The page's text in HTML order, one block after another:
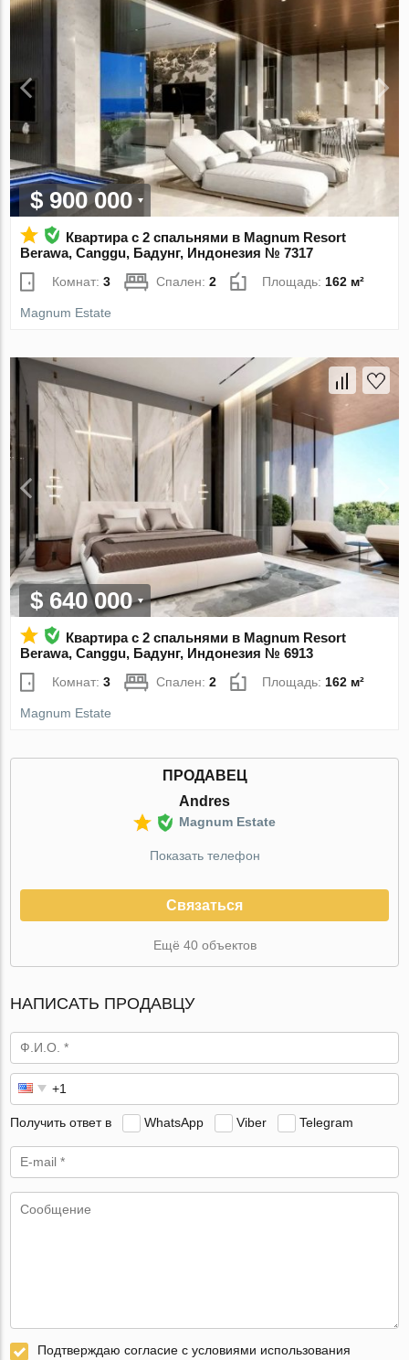
$ 900 000
Квартира с 2 спальнями в Magnum Resort
Berawa, Canggu, Бадунг, Индонезия № 7317
Комнат:3 Спален:2 Площадь: 162 м²
Magnum Estate
$ 640 000
Квартира с 2 спальнями в Magnum Resort
Berawa, Canggu, Бадунг, Индонезия № 6913
Комнат:3 Спален:2 Площадь: 162 м²
Magnum Estate
ПРОДАВЕЦ
Andres
Magnum Estate
Показать телефон
Связаться
Ещё 40 объектов
НАПИСАТЬ ПРОДАВЦУ
Получить ответ в WhatsApp Viber Telegram
Подтверждаю согласие с условиями использования